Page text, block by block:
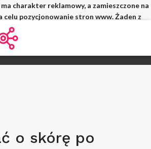
charakter reklamowy, a zamieszczone na
celu pozycjonowanie stron www. Żaden z
od użytkowników, a wszystkie zostały
o skórę po